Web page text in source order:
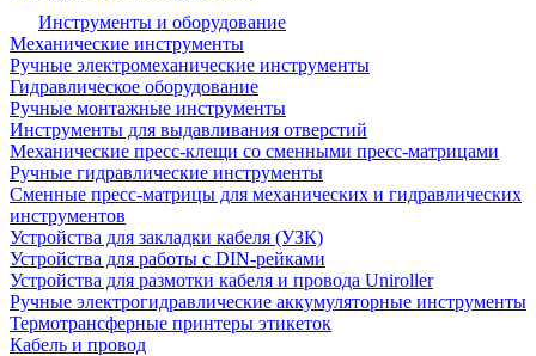
Инструменты и оборудование
Механические инструменты
Ручные электромеханические инструменты
Гидравлическое оборудование
Ручные монтажные инструменты
Инструменты для выдавливания отверстий
Механические пресс-клещи со сменными пресс-матрицами
Ручные гидравлические инструменты
Сменные пресс-матрицы для механических и гидравлических
инструментов
Устройства для закладки кабеля (УЗК)
Устройства для работы с DIN-рейками
Устройства для размотки кабеля и провода Uniroller
Ручные электрогидравлические аккумуляторные инструменты
Термотрансферные принтеры этикеток
Кабель и провод